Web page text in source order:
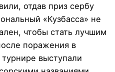
отдав приз сербу
«Кузбасса» не
чтобы стать лучшим
поражения в
выступали